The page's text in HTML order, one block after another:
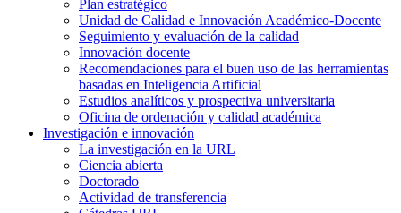
Plan estratégico
Unidad de Calidad e Innovación Académico-Docente
Seguimiento y evaluación de la calidad
Innovación docente
Recomendaciones para el buen uso de las herramientas
basadas en Inteligencia Artificial
Estudios analíticos y prospectiva universitaria
Oficina de ordenación y calidad académica
Investigación e innovación
La investigación en la URL
Ciencia abierta
Doctorado
Actividad de transferencia